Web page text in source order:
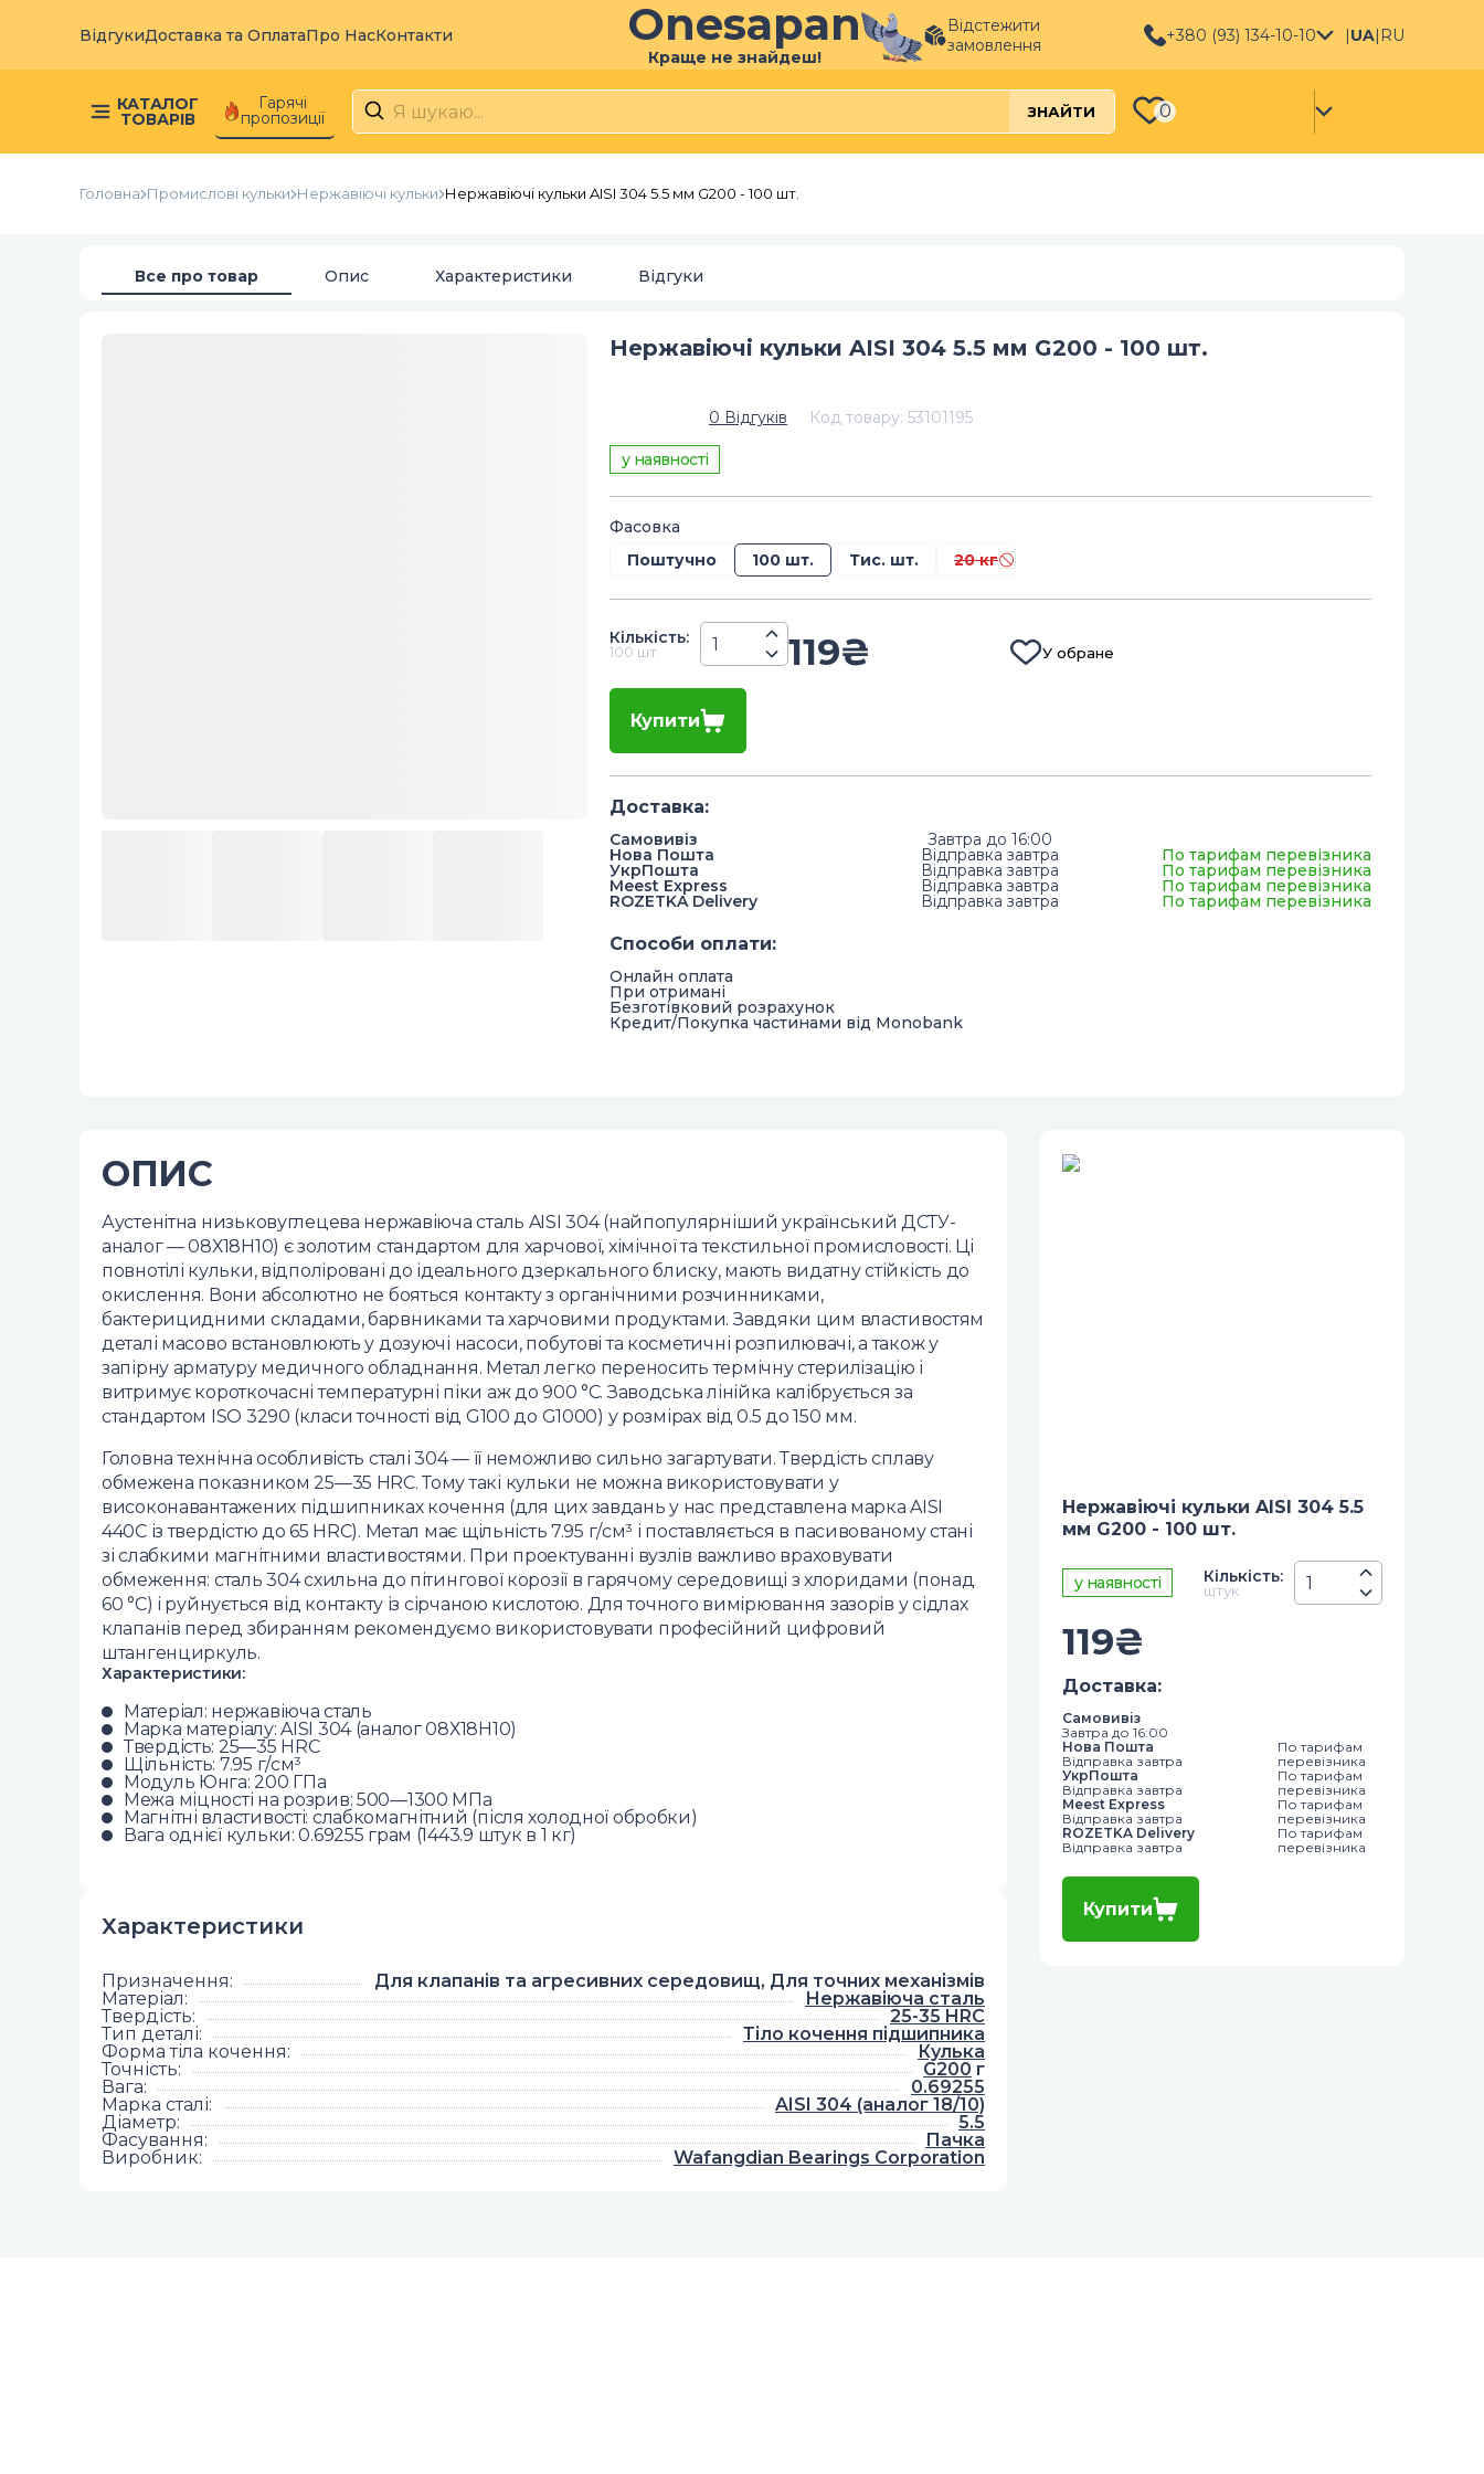
ВідгукиДоставка та ОплатаПро НасКонтакти Onesapan
Краще не знайдеш!
Відстежити
замовлення
+380 (93) 134-10-10 |UA| RU
КАТАЛОГ
ТОВАРІВ
Гарячі
пропозиції ЗНАЙТИ 0
Головна Промислові кульки Нержавіючі кульки Нержавіючі кульки AISI 304 5.5 мм G200 - 100 шт.
Все про товар Опис Характеристики Відгуки
Нержавіючі кульки AISI 304 5.5 мм G200 - 100 шт.
0 Відгуків Код товару: 53101195
у наявності
Фасовка
Поштучно
100 шт. Тис. шт. 20 кг
Кiлькiсть:
100 шт. 119₴ У обране
Купити
Доставка:
Самовивіз Завтра до 16:00
Нова Пошта Відправка завтра По тарифам перевізника
УкрПошта Відправка завтра По тарифам перевізника
Meest Express Відправка завтра По тарифам перевізника
ROZETKA Delivery Відправка завтра По тарифам перевізника
Способи оплати:
Онлайн оплата
При отримані
Безготівковий розрахунок
Кредит/Покупка частинами від Monobank
ОПИС
Аустенітна низьковуглецева нержавіюча сталь AISI 304 (найпопулярніший український ДСТУ-
аналог — 08Х18Н10) є золотим стандартом для харчової, хімічної та текстильної промисловості. Ці
повнотілі кульки, відполіровані до ідеального дзеркального блиску, мають видатну стійкість до
окислення. Вони абсолютно не бояться контакту з органічними розчинниками,
бактерицидними складами, барвниками та харчовими продуктами. Завдяки цим властивостям
деталі масово встановлюють у дозуючі насоси, побутові та косметичні розпилювачі, а також у
запірну арматуру медичного обладнання. Метал легко переносить термічну стерилізацію і
витримує короткочасні температурні піки аж до 900 °C. Заводська лінійка калібрується за
стандартом ISO 3290 (класи точності від G100 до G1000) у розмірах від 0.5 до 150 мм.
Головна технічна особливість сталі 304 — її неможливо сильно загартувати. Твердість сплаву
обмежена показником 25—35 HRC. Тому такі кульки не можна використовувати у
високонавантажених підшипниках кочення (для цих завдань у нас представлена марка AISI
440C із твердістю до 65 HRC). Метал має щільність 7.95 г/см³ і поставляється в пасивованому стані
зі слабкими магнітними властивостями. При проектуванні вузлів важливо враховувати
обмеження: сталь 304 схильна до пітингової корозії в гарячому середовищі з хлоридами (понад
60 °C) і руйнується від контакту із сірчаною кислотою. Для точного вимірювання зазорів у сідлах
клапанів перед збиранням рекомендуємо використовувати професійний цифровий
штангенциркуль.
Характеристики:
Матеріал: нержавіюча сталь
Марка матеріалу: AISI 304 (аналог 08Х18Н10)
Твердість: 25—35 HRC
Щільність: 7.95 г/см³
Модуль Юнга: 200 ГПа
Межа міцності на розрив: 500—1300 МПа
Магнітні властивості: слабкомагнітний (після холодної обробки)
Вага однієї кульки: 0.69255 грам (1443.9 штук в 1 кг)
Характеристики
Призначення:
Для клапанів та агресивних середовищ, Для точних механізмів
Матеріал:
Нержавіюча сталь
Твердість:
25-35 HRC
Тип деталі:
Тіло кочення підшипника
Форма тіла кочення:
Кулька
Точність: G200 г
Вага:
0.69255
Марка сталі:
AISI 304 (аналог 18/10)
Діаметр:
5.5
Фасування:
Пачка
Виробник: Wafangdian Bearings Corporation
Нержавіючі кульки AISI 304 5.5
мм G200 - 100 шт.
у наявності Кiлькiсть:
штук
119₴
Доставка:
Самовивіз
Завтра до 16:00
Нова Пошта
Відправка завтра
По тарифам
перевізника
УкрПошта
Відправка завтра
По тарифам
перевізника
Meest Express
Відправка завтра
По тарифам
перевізника
ROZETKA Delivery
Відправка завтра
По тарифам
перевізника
Купити